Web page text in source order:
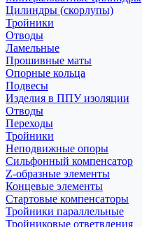
Цилиндры (скорлупы)
Тройники
Отводы
Ламельные
Прошивные маты
Опорные кольца
Подвесы
Изделия в ППУ изоляции
Отводы
Переходы
Тройники
Неподвижные опоры
Cильфонный компенсатор
Z-образные элементы
Концевые элементы
Стартовые компенсаторы
Тройники параллельные
Тройниковые ответвления